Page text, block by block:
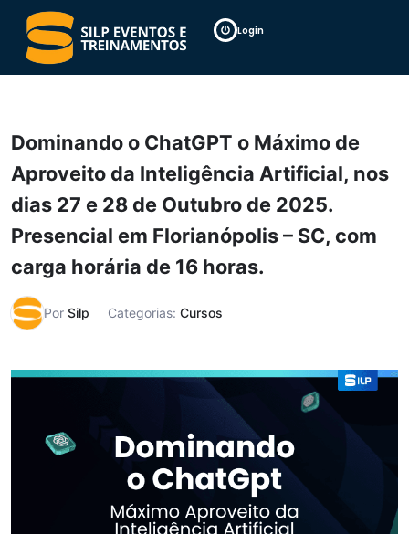
Login
Dominando o ChatGPT o Máximo de
Aproveito da Inteligência Artificial, nos
dias 27 e 28 de Outubro de 2025.
Presencial em Florianópolis – SC, com
carga horária de 16 horas.
Por Silp Categorias: Cursos